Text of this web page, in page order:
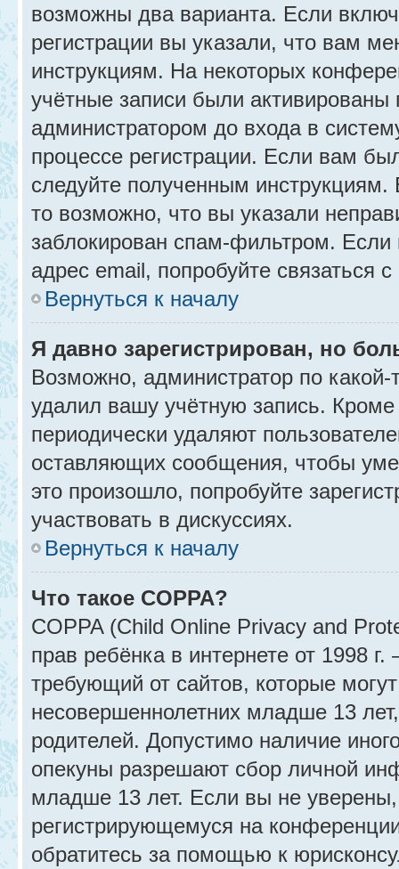
возможны два варианта. Если
регистрации вы указали, что вам
инструкциям. На некоторых
учётные записи были активированы
администратором до входа в
процессе регистрации. Если вам
следуйте полученным
то возможно, что вы указали
заблокирован спам-фильтром.
адрес email, попробуйте связаться
Вернуться к началу
Я давно зарегистрирован, но
Возможно, администратор по
удалил вашу учётную запись.
периодически удаляют
оставляющих сообщения, чтобы
это произошло, попробуйте
участвовать в дискуссиях.
Вернуться к началу
Что такое COPPA?
COPPA (Child Online Privacy and
прав ребёнка в интернете от 1998
требующий от сайтов, которые
несовершеннолетних младше 13
родителей. Допустимо наличие
опекуны разрешают сбор личной
младше 13 лет. Если вы не
регистрирующемуся на
обратитесь за помощью к